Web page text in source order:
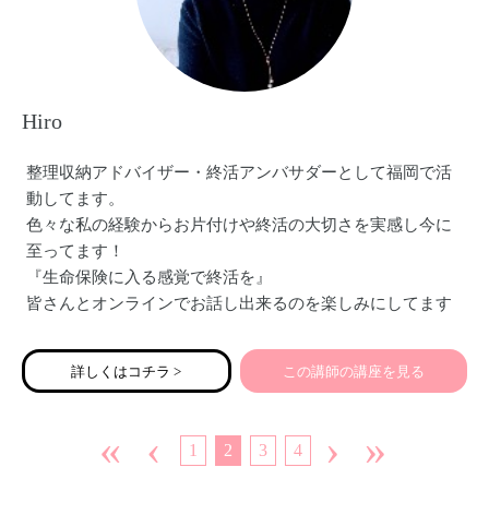
Hiro
整理収納アドバイザー・終活アンバサダーとして福岡で活
動してます。
色々な私の経験からお片付けや終活の大切さを実感し今に
至ってます！
『生命保険に入る感覚で終活を』
皆さんとオンラインでお話し出来るのを楽しみにしてます
詳しくはコチラ > この講師の講座を見る
« ‹ 1 2 3 4 › »